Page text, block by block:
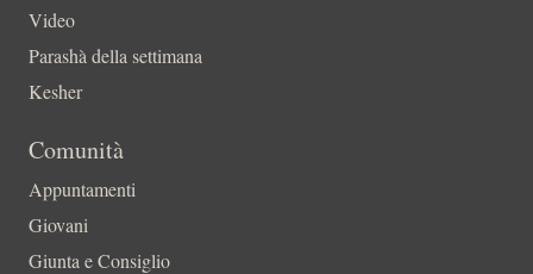
Video
Parashà della settimana
Kesher
Comunità
Appuntamenti
Giovani
Giunta e Consiglio